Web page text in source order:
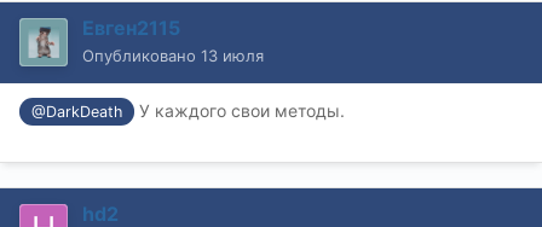
Евген2115
Опубликовано 13 июля
@DarkDeath У каждого свои методы.
hd2